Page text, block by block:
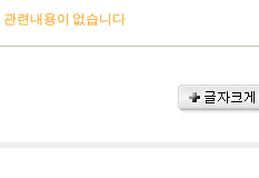
관련내용이 없습니다